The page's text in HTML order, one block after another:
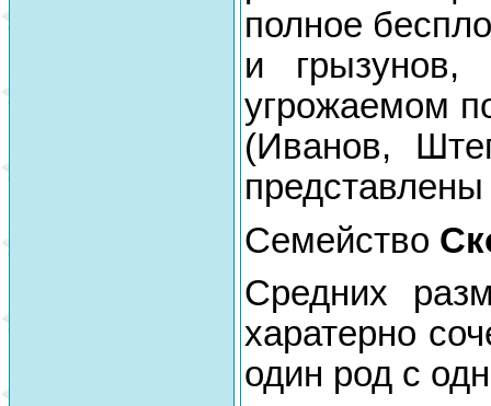
полное
и грызунов,
угрожаемом
(Иванов,
Семейство
Средних
харатерно
один род с